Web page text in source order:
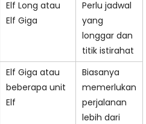
Elf Long atau
Elf Giga
Perlu jadwal
yang
longgar dan
titik istirahat
Elf Giga atau
beberapa unit
Elf
Biasanya
memerlukan
perjalanan
lebih dari